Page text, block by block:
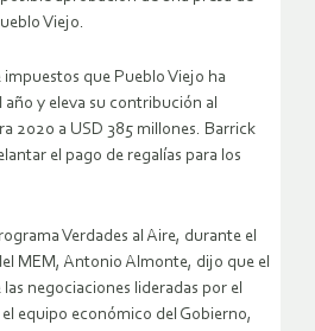
Viejo.
impuestos que Pueblo Viejo ha
año y eleva su contribución al
2020 a USD 385 millones. Barrick
el pago de regalías para los
Verdades al Aire, durante el
MEM, Antonio Almonte, dijo que el
negociaciones lideradas por el
equipo económico del Gobierno,